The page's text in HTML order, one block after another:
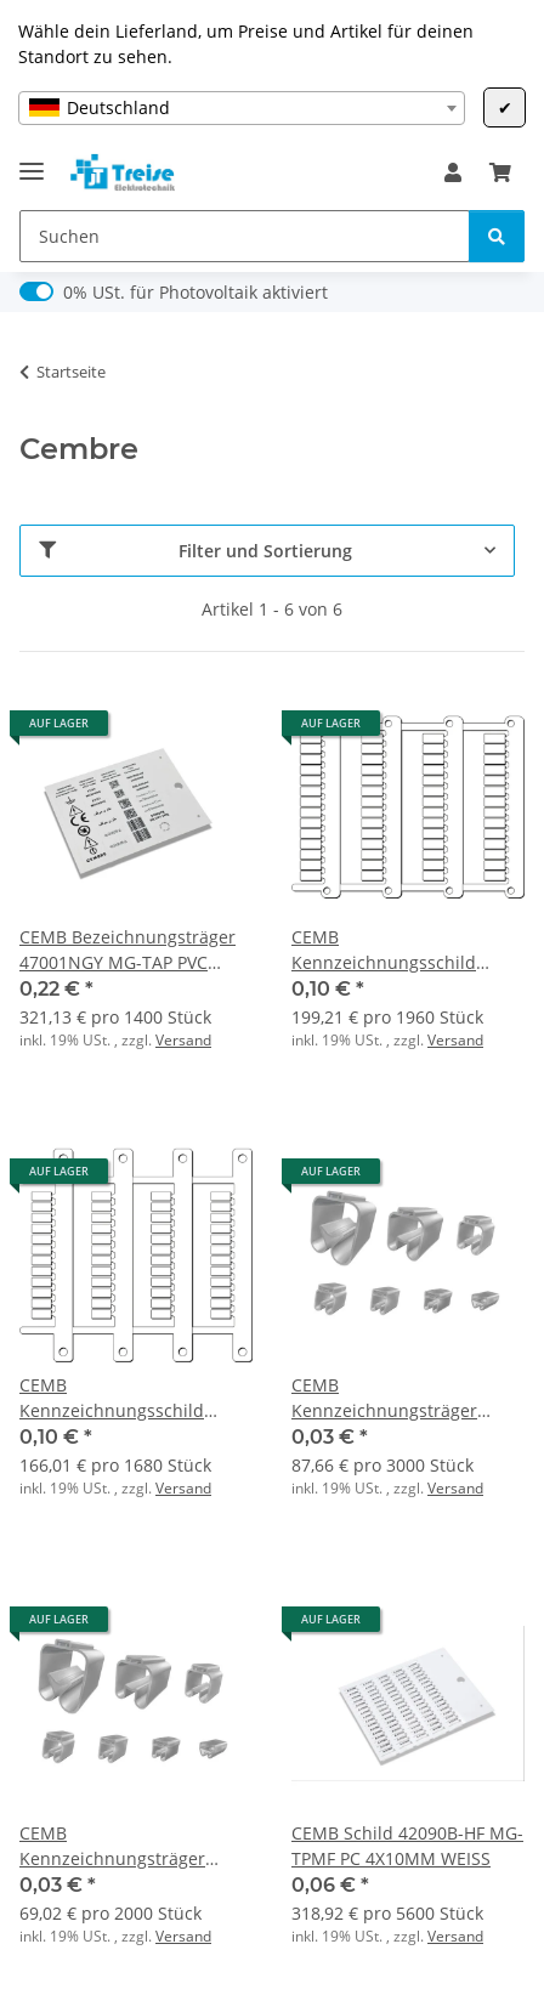
Wähle dein Lieferland, um Preise und Artikel für deinen
Standort zu sehen.
Deutschland ✔
0% USt. für Photovoltaik (§ 12 Abs. 3 UStG)
0% USt. für Photovoltaik aktiviert
Startseite
Cembre
Filter und Sortierung
Artikel 1 - 6 von 6
AUF LAGER
CEMB Bezeichnungsträger
47001NGY MG-TAP PVC
15X27MM GRAU
0,22 € *
321,13 € pro 1400 Stück
inkl. 19% USt. , zzgl.Versand
AUF LAGER
CEMB
Kennzeichnungsschild
41494 MG-CPM-05 PC
5X10MM ws
0,10 € *
199,21 € pro 1960 Stück
inkl. 19% USt. , zzgl.Versand
AUF LAGER
CEMB
Kennzeichnungsschild
41691 MG-CPM-07 PC
5X10MM ws
0,10 € *
166,01 € pro 1680 Stück
inkl. 19% USt. , zzgl.Versand
AUF LAGER
CEMB
Kennzeichnungsträger
90300 PMF-03 PVC 4-10QMM
L:10MM
0,03 € *
87,66 € pro 3000 Stück
inkl. 19% USt. , zzgl.Versand
AUF LAGER
CEMB
Kennzeichnungsträger
90400 PMF-04 PVC 10-
25QMM L:10MM
0,03 € *
69,02 € pro 2000 Stück
inkl. 19% USt. , zzgl.Versand
AUF LAGER
CEMB Schild 42090B-HF MG-
TPMF PC 4X10MM WEISS
0,06 € *
318,92 € pro 5600 Stück
inkl. 19% USt. , zzgl.Versand